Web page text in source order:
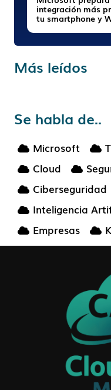
integración más
tu smartphone y
Más leídos
Se habla de..
Microsoft
Cloud
Ciberseguridad
Inteligencia
Empresas